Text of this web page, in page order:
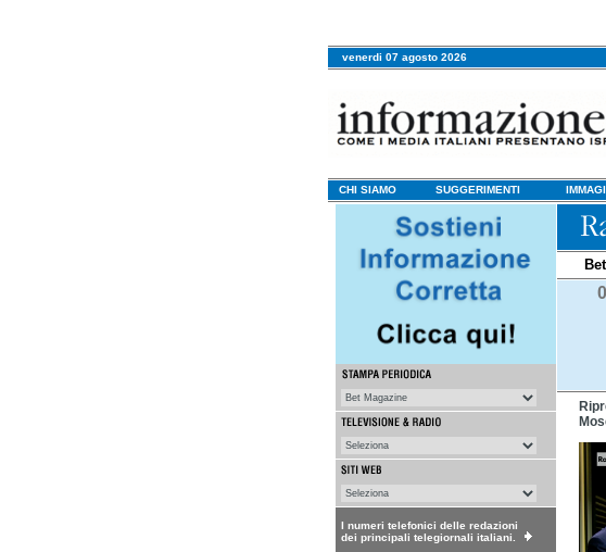
venerdi 07 agosto 2026
CHI SIAMO SUGGERIMENTI
I numeri telefonici delle redazioni
dei principali telegiornali italiani.